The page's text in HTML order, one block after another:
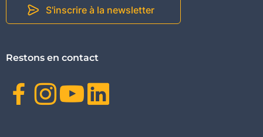
S'inscrire à la newsletter
Restons en contact
Facebook
Instagram
Youtube